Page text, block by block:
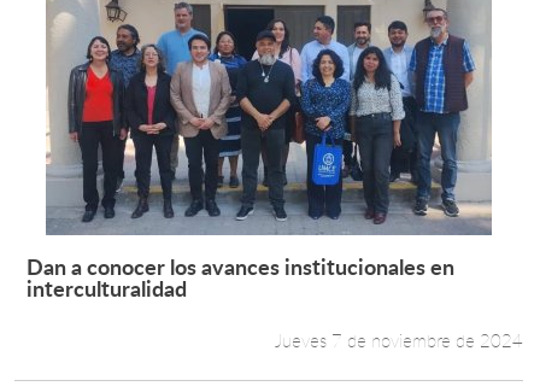
English
Leer más +
Dan a conocer los avances institucionales en
interculturalidad
Jueves 7 de noviembre de 2024